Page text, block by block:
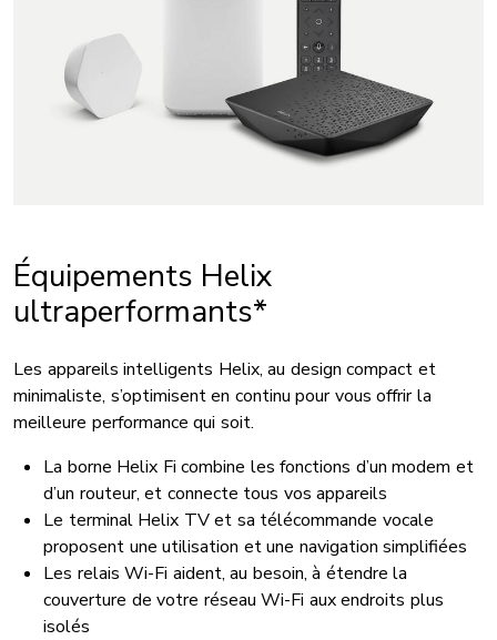
Équipements Helix
ultraperformants*
Les appareils intelligents Helix, au design compact et
minimaliste, s’optimisent en continu pour vous offrir la
meilleure performance qui soit.
La borne Helix Fi combine les fonctions d’un modem et
d’un routeur, et connecte tous vos appareils
Le terminal Helix TV et sa télécommande vocale
proposent une utilisation et une navigation simplifiées
Les relais Wi-Fi aident, au besoin, à étendre la
couverture de votre réseau Wi-Fi aux endroits plus
isolés